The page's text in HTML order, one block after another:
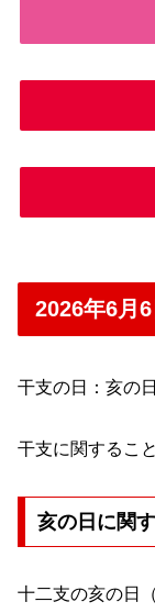
2026年6月
干支の日：亥の日
干支に関するこ
亥の日に関
十二支の亥の日